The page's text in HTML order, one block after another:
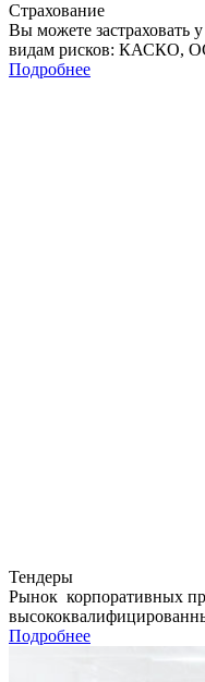
Страхование
Вы можете застраховать
видам рисков: КАСКО,
Подробнее
Тендеры
Рынок корпоративных
Подробнее